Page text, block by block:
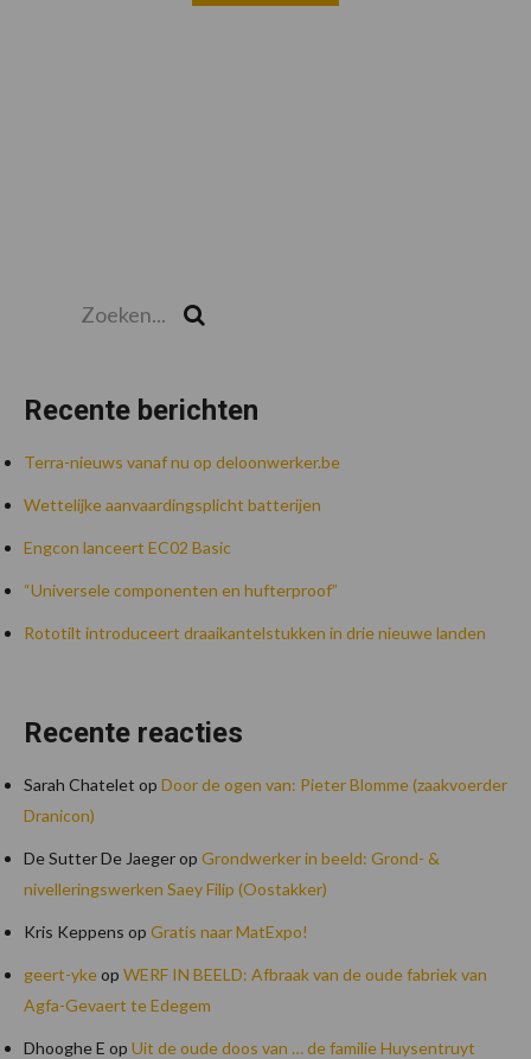
Recente berichten
Terra-nieuws vanaf nu op deloonwerker.be
Wettelijke aanvaardingsplicht batterijen
Engcon lanceert EC02 Basic
“Universele componenten en hufterproof”
Rototilt introduceert draaikantelstukken in drie nieuwe landen
Recente reacties
Sarah Chatelet op Door de ogen van: Pieter Blomme (zaakvoerder
Dranicon)
De Sutter De Jaegerop Grondwerker in beeld: Grond- &
nivelleringswerken Saey Filip (Oostakker)
Kris Keppens op Gratis naar MatExpo!
geert-ykeop WERF IN BEELD: Afbraak van de oude fabriek van
Agfa-Gevaert te Edegem
Dhooghe E op Uit de oude doos van … de familie Huysentruyt